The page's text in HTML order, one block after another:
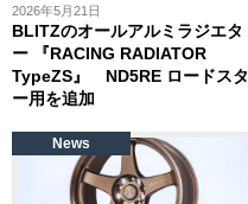
2026年5月21日
BLITZのオールアルミラジエタ
ー 『RACING RADIATOR
TypeZS』 ND5RE ロードスタ
ー用を追加
News